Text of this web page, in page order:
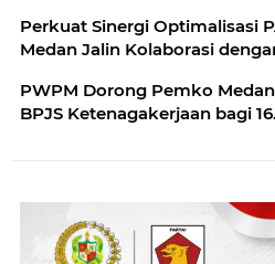
Perkuat Sinergi Optimalisasi
Medan Jalin Kolaborasi
PWPM Dorong Pemko
BPJS Ketenagakerjaan bagi